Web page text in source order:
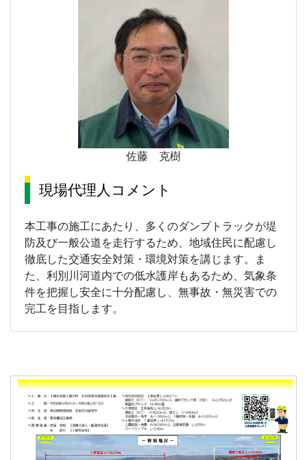
佐藤 克樹
現場代理人コメント
本工事の施工にあたり、多くのダンプトラックが堤
防及び一般公道を走行するため、地域住民に配慮し
徹底した交通安全対策・環境対策を講じます。ま
た、利別川河道内での低水護岸もあるため、気象条
件を把握し安全に十分配慮し、無事故・無災害での
完工を目指します。